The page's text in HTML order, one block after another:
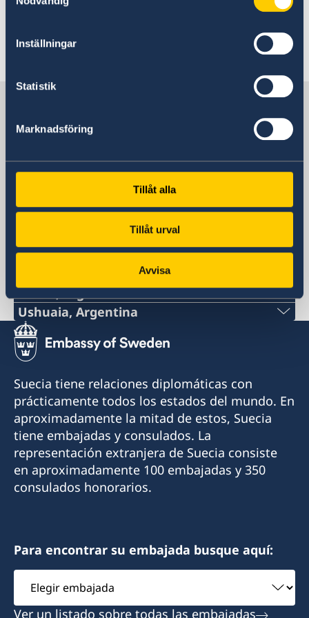
Inställningar
Statistik
Marknadsföring
Tillåt alla
Tillåt urval
Avvisa
casos excepcionales.
Última actualización 28 ene 2022, 9.44
Argentina, Buenos Aires
Consulado de Suecia
Por el momento no es posible recibir atención
consular en el Consulado.
Contacte a la Embajada por correo electrónico
ambassaden.buenos-aires@gov.se
Oberá, Argentina
Teléfono:
+54 9 11 51148132
consuladodesueciaenobera@gmail.com
Dirección:
La Rioja 355
3360 Oberá, Misiones
Argentina
Mónica Erasmie
Ushuaia, Argentina
Teléfono:
+54 2901 423240
Celular:
+54 9 2901 646428
Correo electrónico:
finsueushuaia@gmail.com
V9410BBE Ushuaia, Tierra del Fuego
Por favor solicitar turno via mail o whatsapp
Suecia tiene relaciones diplomáticas con
prácticamente todos los estados del mundo. En
aproximadamente la mitad de estos, Suecia
tiene embajadas y consulados. La
representación extranjera de Suecia consiste
en aproximadamente 100 embajadas y 350
consulados honorarios.
Para encontrar su embajada busque aquí:
Elegir
embajada
Ver un listado sobre todas las embajadas